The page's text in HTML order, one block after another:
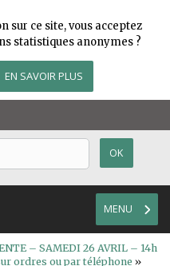
MENU
– SAMEDI 26 AVRIL – 14h
ordres ou par téléphone »
sur ce site, vous acceptez
statistiques anonymes ?
EN SAVOIR PLUS